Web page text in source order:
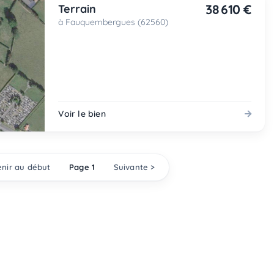
Terrain
à Fauquembergues (62560)
38 610 €
Voir le bien
au début Page 1 Suivante >